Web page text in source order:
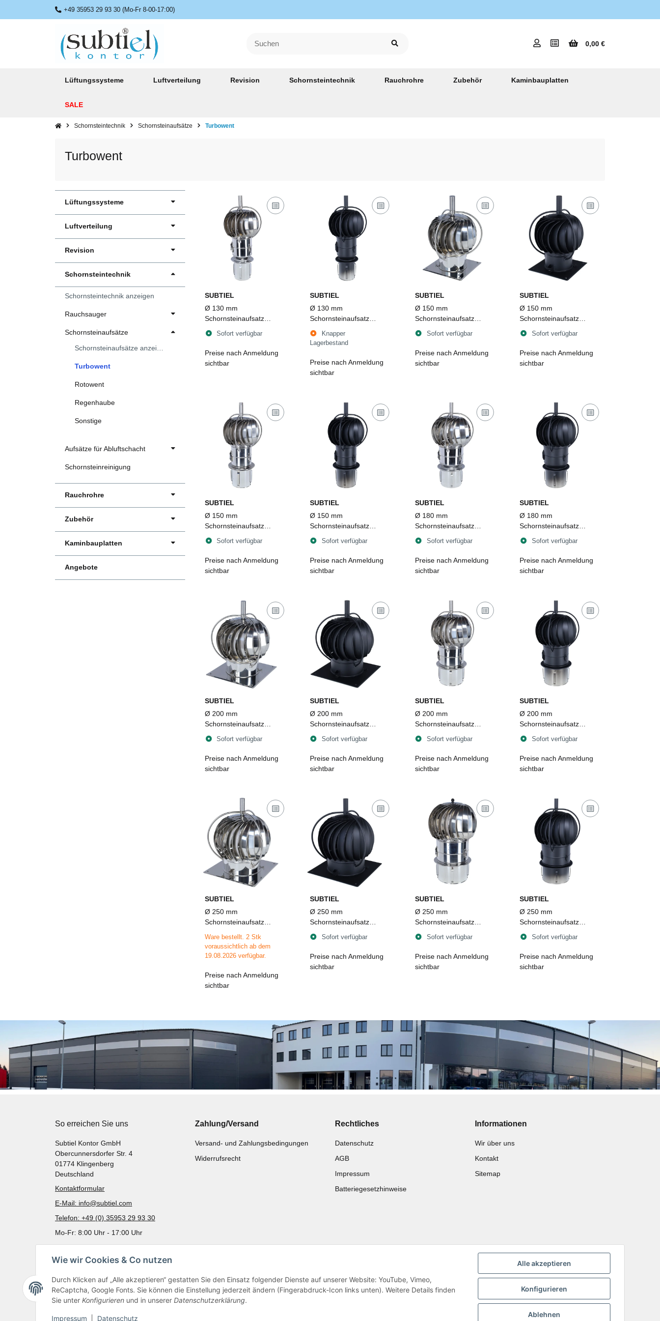
Alle akzeptieren
Konfigurieren
Ablehnen
Wie wir Cookies & Co nutzen
Durch Klicken auf „Alle akzeptieren“ gestatten Sie den Einsatz folgender Dienste auf unserer Website: YouTube, Vimeo,
ReCaptcha, Google Fonts. Sie können die Einstellung jederzeit ändern (Fingerabdruck-Icon links unten). Weitere Details finden
Sie unter Konfigurieren und in unserer Datenschutzerklärung.
Impressum Datenschutz
+49 35953 29 93 30 (Mo-Fr 8-00-17:00)
0,00 €
Lüftungssysteme Luftverteilung Revision Schornsteintechnik Rauchrohre Zubehör Kaminbauplatten
SALE
Schornsteintechnik Schornsteinaufsätze Turbowent
Turbowent
Lüftungssysteme
Luftverteilung
Revision
Schornsteintechnik
Schornsteintechnik anzeigen
Rauchsauger
Schornsteinaufsätze
Turbowent
Rotowent
Regenhaube
Sonstige
Aufsätze für Abluftschacht
Schornsteinreinigung
Rauchrohre
Zubehör
Kaminbauplatten
Angebote
SUBTIEL
Ø 130 mm
Schornsteinaufsatz
Turbowent TUZ 2
aufklappbar zum
Einstecken, Edelstahl
Sofort verfügbar
Preise nach Anmeldung
sichtbar
SUBTIEL
Ø 130 mm
Schornsteinaufsatz
Turbowent TUZ 2
aufklappbar zum
schwarz
Knapper
Lagerbestand
Preise nach Anmeldung
sichtbar
SUBTIEL
Ø 150 mm
Schornsteinaufsatz
Turbowent TUZ 1
aufklappbar mit
Bodenplatte, Edelstahl
Sofort verfügbar
Preise nach Anmeldung
sichtbar
SUBTIEL
Ø 150 mm
Schornsteinaufsatz
Turbowent TUZ 1
aufklappbar mit
Bodenplatte, Edelstahl,
schwarz
Sofort verfügbar
Preise nach Anmeldung
sichtbar
SUBTIEL
Ø 150 mm
Schornsteinaufsatz
Turbowent TUZ 2
aufklappbar zum
Einstecken, Edelstahl
Sofort verfügbar
Preise nach Anmeldung
sichtbar
SUBTIEL
Ø 150 mm
Schornsteinaufsatz
Turbowent TUZ 2
aufklappbar zum
Einstecken, Edelstahl,
schwarz
Sofort verfügbar
Preise nach Anmeldung
sichtbar
SUBTIEL
Ø 180 mm
Schornsteinaufsatz
Turbowent TUZ 2
aufklappbar zum
Einstecken, Edelstahl
Sofort verfügbar
Preise nach Anmeldung
sichtbar
SUBTIEL
Ø 180 mm
Schornsteinaufsatz
Turbowent TUZ 2
aufklappbar zum
Einstecken, Edelstahl,
schwarz
Sofort verfügbar
Preise nach Anmeldung
sichtbar
SUBTIEL
Ø 200 mm
Schornsteinaufsatz
Turbowent TUZ 1
aufklappbar mit
Bodenplatte, Edelstahl
Sofort verfügbar
Preise nach Anmeldung
sichtbar
SUBTIEL
Ø 200 mm
Schornsteinaufsatz
Turbowent TUZ 1
aufklappbar mit
Bodenplatte, Edelstahl,
schwarz
Sofort verfügbar
Preise nach Anmeldung
sichtbar
SUBTIEL
Ø 200 mm
Schornsteinaufsatz
Turbowent TUZ 2
aufklappbar zum
Einstecken, Edelstahl
Sofort verfügbar
Preise nach Anmeldung
sichtbar
SUBTIEL
Ø 200 mm
Schornsteinaufsatz
Turbowent TUZ 2
aufklappbar zum
Einstecken, Edelstahl,
schwarz
Sofort verfügbar
Preise nach Anmeldung
sichtbar
SUBTIEL
Ø 250 mm
Schornsteinaufsatz
aufklappbar mit
Bodenplatte, Edelstahl
Ware bestellt. 2 Stk
voraussichtlich ab dem
19.08.2026 verfügbar.
Preise nach Anmeldung
sichtbar
SUBTIEL
Ø 250 mm
Schornsteinaufsatz
Turbowent TUZ 1
aufklappbar mit
Bodenplatte, Edelstahl,
schwarz
Sofort verfügbar
Preise nach Anmeldung
sichtbar
SUBTIEL
Ø 250 mm
Schornsteinaufsatz
Turbowent TUZ 2
aufklappbar zum
Einstecken, Edelstahl
Sofort verfügbar
Preise nach Anmeldung
sichtbar
SUBTIEL
Ø 250 mm
Schornsteinaufsatz
Turbowent TUZ 2
aufklappbar zum
Einstecken, Edelstahl,
schwarz
Sofort verfügbar
Preise nach Anmeldung
sichtbar
So erreichen Sie uns
Subtiel Kontor GmbH
Obercunnersdorfer Str. 4
01774 Klingenberg
Deutschland
Kontaktformular
E-Mail: info@subtiel.com
Telefon: +49 (0) 35953 29 93 30
Mo-Fr: 8:00 Uhr - 17:00 Uhr
Zahlung/Versand
Versand- und Zahlungsbedingungen
Widerrufsrecht
Rechtliches
Datenschutz
AGB
Impressum
Batteriegesetzhinweise
Informationen
Wir über uns
Kontakt
Sitemap
Zur Schnellbestellung Preisliste anschauen